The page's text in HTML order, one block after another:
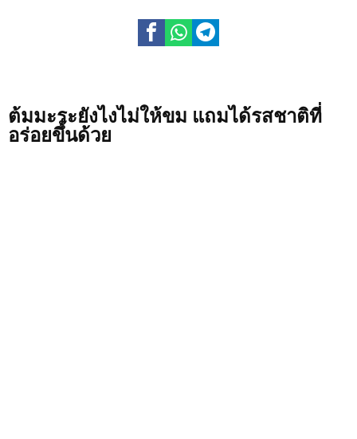
ต้มมะระยังไงไม่ให้ขม แถมได้รสชาติที่
อร่อยขึ้นด้วย